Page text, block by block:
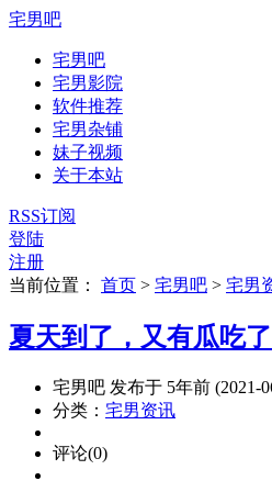
宅男吧
宅男吧
宅男影院
软件推荐
宅男杂铺
妹子视频
关于本站
RSS订阅
登陆
注册
当前位置：
首页 > 宅男吧 > 宅男
夏天到了，又有瓜吃
宅男吧 发布于 5年前 (2021-
分类： 宅男资讯
评论(0)